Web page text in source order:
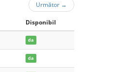
Următor →
Disponibil
da
da